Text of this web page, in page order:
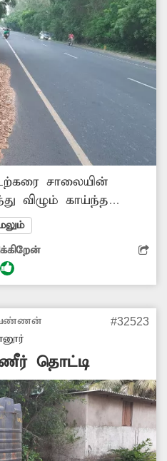
சாலையின்
விழும் காய்ந்த
குவிந்து
வழியாக செல்லும்
சாலையோரத்தில்
வழுக்கி விபத்து
அவ்வப்போது
உரிய நடவடிக்கை
#32523
தொட்டி